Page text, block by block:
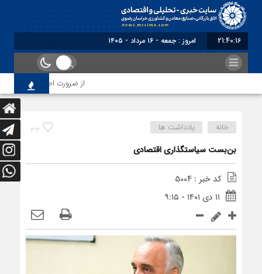
21:40:17 امروز : جمعه - ۱۶ مرداد - ۱۴۰۵
از ضرورت اصلاح رویه‌های
33 خانه یادداشت ها
بن‌بست سیاستگذاری اقتصادی
کد خبر : 5004
۱۱ دی ۱۴۰۱ - ۹:۱۵